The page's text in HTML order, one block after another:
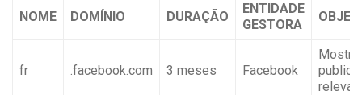
NOME DOMÍNIO DURAÇÃO
ENTIDADE
GESTORA
fr .facebook.com 3 meses Facebook
Mostrar